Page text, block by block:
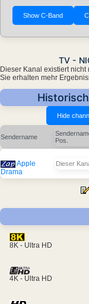
TV -
Dieser Kanal existiert
Sie erhalten mehr
Sendername
Pos.
Apple
Drama
Dieser
8K - Ultra HD
4K - Ultra HD